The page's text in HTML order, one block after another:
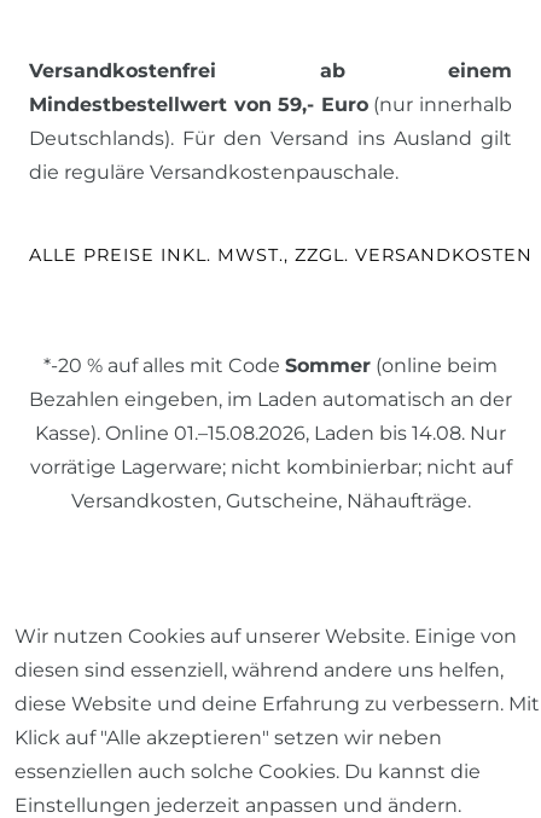
Versandkostenfrei ab einem
Mindestbestellwert von 59,- Euro(nur innerhalb
Deutschlands). Für den Versand ins Ausland gilt
die reguläre Versandkostenpauschale.
ALLE PREISE INKL. MWST., ZZGL. VERSANDKOSTEN
*-20 % auf alles mit Code Sommer (online beim
Bezahlen eingeben, im Laden automatisch an der
Kasse). Online 01.–15.08.2026, Laden bis 14.08. Nur
vorrätige Lagerware; nicht kombinierbar; nicht auf
Versandkosten, Gutscheine, Nähaufträge.
Impressum Daten­schutz­erklärung AGB
Wir nutzen Cookies auf unserer Website. Einige von
diesen sind essenziell, während andere uns helfen,
diese Website und deine Erfahrung zu verbessern. Mit
Klick auf "Alle akzeptieren" setzen wir neben
essenziellen auch solche Cookies. Du kannst die
Einstellungen jederzeit anpassen und ändern.